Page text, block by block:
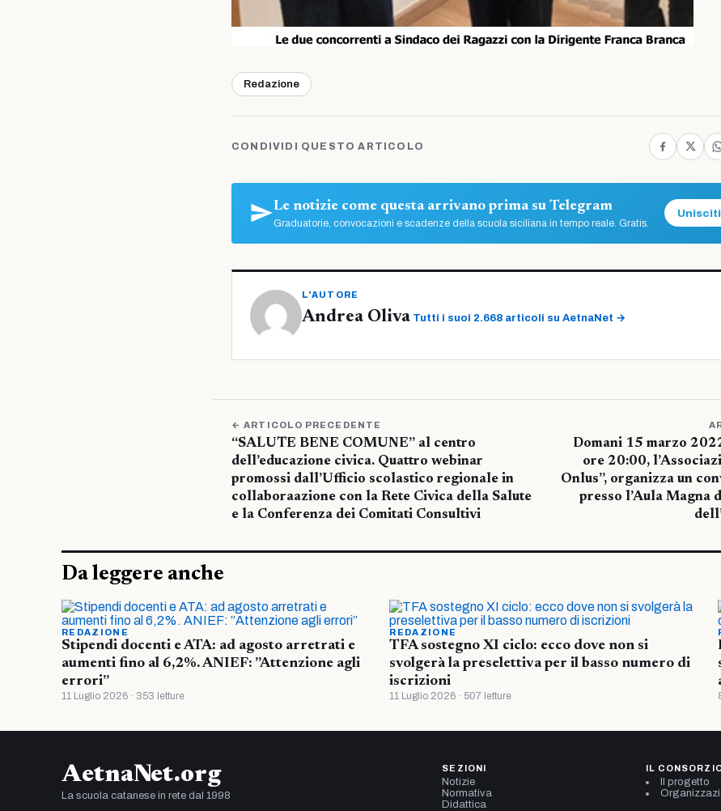
Redazione
CONDIVIDI QUESTO ARTICOLO
Le notizie come questa arrivano prima su Telegram
Graduatorie, convocazioni e scadenze della scuola siciliana in tempo reale. Gratis.
Unisciti
L'AUTORE
Andrea Oliva Tutti i suoi 2.668 articoli su AetnaNet →
← ARTICOLO PRECEDENTE
“SALUTE BENE COMUNE” al centro
dell’educazione civica. Quattro webinar
promossi dall’Ufficio scolastico regionale in
collaboraazione con la Rete Civica della Salute
e la Conferenza dei Comitati Consultivi
Domani 15 marzo
ore 20:00,
Onlus”, organizza un
presso l’Aula Magna
Da leggere anche
REDAZIONE
Stipendi docenti e ATA: ad agosto arretrati e
aumenti fino al 6,2%. ANIEF: ”Attenzione agli
errori”
11 Luglio 2026 · 353 letture
REDAZIONE
TFA sostegno XI ciclo: ecco dove non si
svolgerà la preselettiva per il basso numero di
iscrizioni
11 Luglio 2026 · 507 letture
AetnaNet.org
La scuola catanese in rete dal 1998
SEZIONI
Notizie
Normativa
Didattica
IL
Il progetto